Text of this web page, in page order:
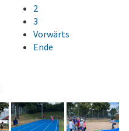
2
3
Vorwärts
Ende